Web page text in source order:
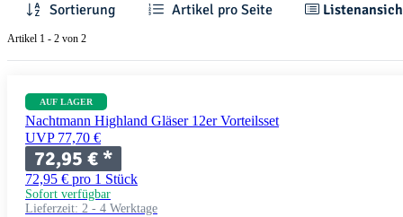
Sortierung Artikel pro Seite
Artikel 1 - 2 von 2
AUF LAGER
Nachtmann Highland Gläser 12er Vorteilsset
UVP 77,70 €
72,95 € *
72,95 € pro 1 Stück
Sofort verfügbar
Lieferzeit: 2 - 4 Werktage